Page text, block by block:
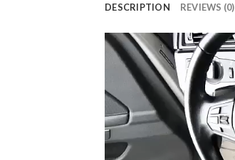
DESCRIPTION REVIEWS (0)
Lecteur
vidéo